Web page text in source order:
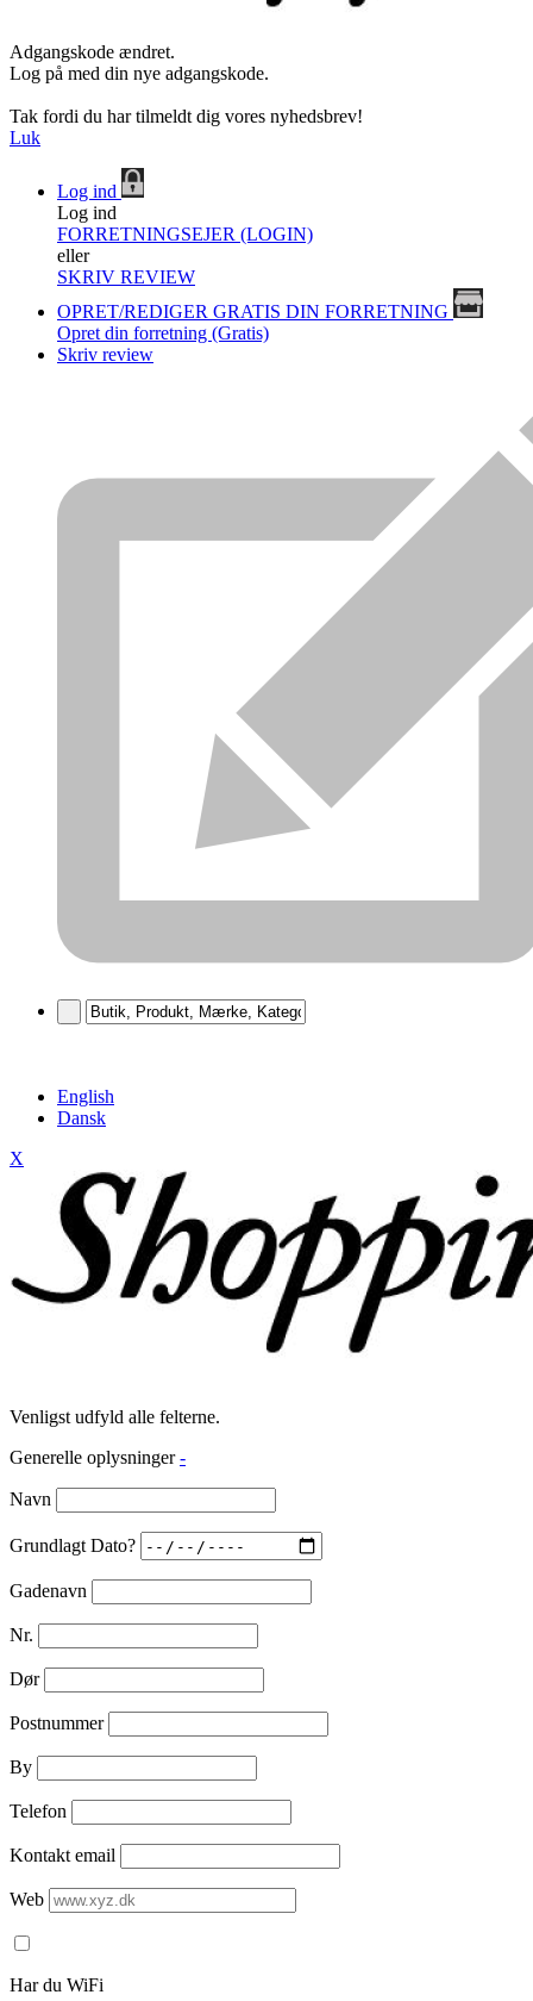
Adgangskode ændret.
Log på med din nye adgangskode.
Tak fordi du har tilmeldt dig vores nyhedsbrev!
Luk
Log ind
Log ind
FORRETNINGSEJER (LOGIN)
eller
SKRIV REVIEW
OPRET/REDIGER GRATIS DIN FORRETNING
Opret din forretning (Gratis)
Skriv review
English
Dansk
X
Venligst udfyld alle felterne.
Generelle oplysninger -
Navn
Grundlagt Dato?
Gadenavn
Nr.
Dør
Postnummer
By
Telefon
Kontakt email
Web
Har du WiFi